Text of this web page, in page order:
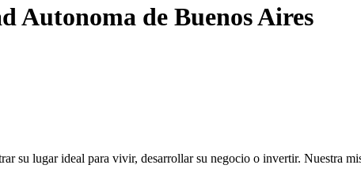
Autonoma de Buenos Aires
su lugar ideal para vivir, desarrollar su negocio o invertir. Nuestra